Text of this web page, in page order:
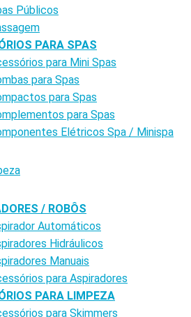
Públicos
PARA SPAS
para Mini Spas
para Spas
para Spas
para Spas
Elétricos Spa / Minispa
/ ROBÔS
Automáticos
Hidráulicos
Manuais
para Aspiradores
PARA LIMPEZA
para Skimmers